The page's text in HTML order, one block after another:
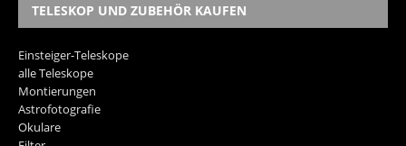
TELESKOP UND ZUBEHÖR KAUFEN
Einsteiger-Teleskope
alle Teleskope
Montierungen
Astrofotografie
Okulare